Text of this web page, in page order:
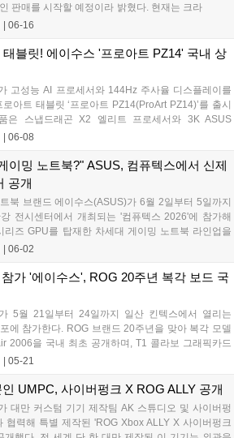
판매를 시작할 예정이라 밝혔다. 현재는 크라
텀블벅에서 예약 판매를 진행하고 있다. 이번
높인 것이 특징이다....
06-16
태블릿! 에이수스 '프로아트 PZ14' 국내 상
고성능 AI 프로세서와 144Hz 주사율 디스플레이를
아트 태블릿 ‘프로아트 PZ14(ProArt PZ14)’를 출시
은 스냅드래곤 X2 엘리트 프로세서와 3K ASUS
디스플레이를 탑재해 고해상도 그래픽 작업과 부드
를 바탕으로 안정적인 구동 환경을 제공하며, 온디바
위한 최대 80 TOPS 성능의 NPU를 갖췄다....
06-08
이밍 노트북?" ASUS, 컴퓨텍스에서 신제
공개
북 브랜드 에이수스(ASUS)가 6월 2일부터 5일까지
전시센터에서 개최되는 '컴퓨텍스 2026'에 참가해
리즈 GPU를 탑재한 차세대 게이밍 노트북 라인업을
수스는 게이밍 브랜드 ROG의 출범 20주년을 기념
플래그십 모델과 차세대 AI 기술의 융합을 선보인다.
품들은 강력한 그래픽 처리 성능과 고주사율 디스플
스템을 결합하여 고사양 게임에서도 안정적인 프레임
감을 제공하는 것이 특징이다....
06-02
가 '에이수스', ROG 20주년 복각 보드 국
5월 21일부터 24일까지 일산 킨텍스에서 열리는
에 참가한다. ROG 브랜드 20주년을 맞아 복각 모델
2006을 국내 최초 공개하며, T1 콜라보 그래픽카드
를 전시한다. 부스 내 레이싱 및 포터블 존 등 체험 공
05-21
UMPC, 사이버펑크 X ROG ALLY 공개
대만 커스텀 기기 제작팀 AK 스튜디오 및 사이버펑
협력해 특별 제작된 'ROG Xbox ALLY X 사이버펑크